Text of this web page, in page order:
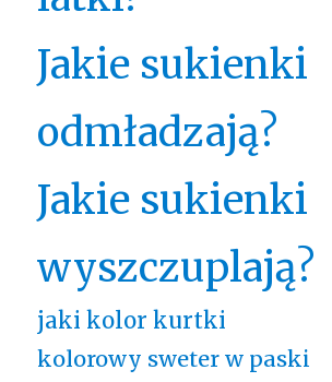
Jakie sukienki
odmładzają?
Jakie sukienki
wyszczuplają?
jaki kolor kurtki
kolorowy sweter w paski